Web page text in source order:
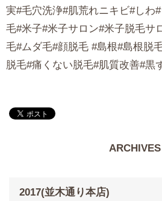
実#毛穴洗浄#肌荒れニキビ#しわ
毛#米子#米子サロン#米子脱毛サ
毛#ムダ毛#顔脱毛 #島根#島根脱
脱毛#痛くない脱毛#肌質改善#黒
ARCHIVES
2017(並木通り本店)